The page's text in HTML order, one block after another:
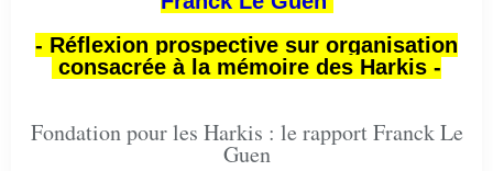
- Réflexion prospective sur organisation
consacrée à la mémoire des Harkis -
Fondation pour les Harkis : le rapport Franck Le
Guen